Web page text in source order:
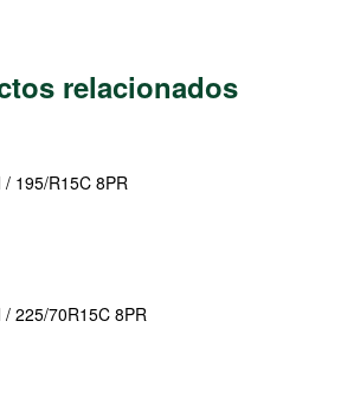
relacionados
/ 195/R15C 8PR
/ 225/70R15C 8PR